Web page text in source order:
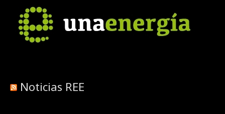
Noticias REE